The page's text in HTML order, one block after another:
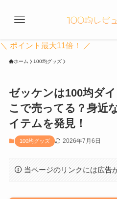
＼ ポイント最大11倍！ ／
ホーム 100均グッズ
ゼッケンは100均ダ
こで売ってる？身近
イテムを発見！
100均グッズ 2026年7月6日
当ページのリンクには広告